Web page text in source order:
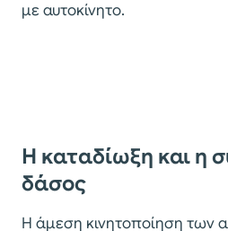
με αυτοκίνητο.
Η καταδίωξη και η
δάσος
Η άμεση κινητοποίηση των